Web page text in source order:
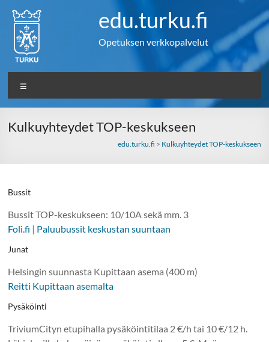
content
edu.turku.fi
Opetuksen verkkopalvelut
Kulkuyhteydet TOP-keskukseen
edu.turku.fi > Kulkuyhteydet TOP-keskukseen
Bussit
Bussit TOP-keskukseen: 10/10A sekä mm. 3
Foli.fi | Paluubussit keskustan suuntaan
Junat
Helsingin suunnasta Kupittaan asema (400 m)
Reitti Kupittaan asemalta
Pysäköinti
TriviumCityn etupihalla pysäköintitilaa 2 €/h tai 10 €/12 h.